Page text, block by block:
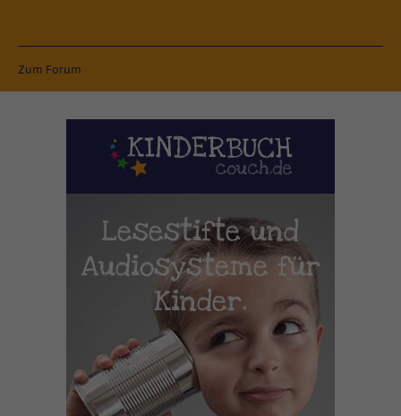
Zum Forum
Lesestifte und
Audiosysteme für
Kinder.